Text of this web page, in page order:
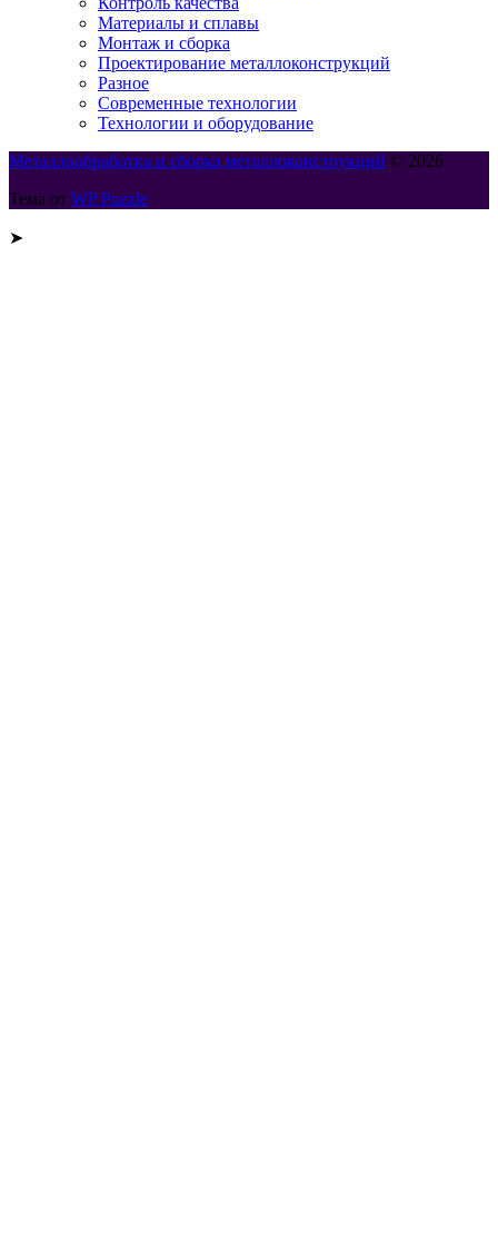
Материалы и сплавы
Монтаж и сборка
Проектирование металлоконструкций
Разное
Современные технологии
Технологии и оборудование
Металлообработка и сборка металлоконструкций © 2026
Тема от WP Puzzle
➤